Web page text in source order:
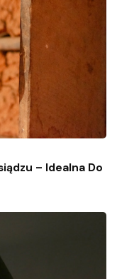
– Idealna Do